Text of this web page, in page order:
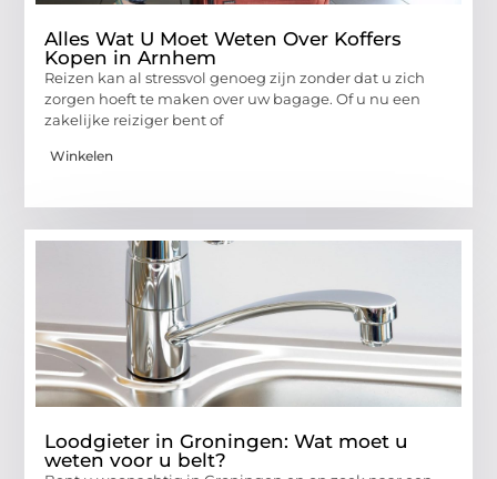
Alles Wat U Moet Weten Over Koffers
Kopen in Arnhem
Reizen kan al stressvol genoeg zijn zonder dat u zich
zorgen hoeft te maken over uw bagage. Of u nu een
zakelijke reiziger bent of
Winkelen
Loodgieter in Groningen: Wat moet u
weten voor u belt?